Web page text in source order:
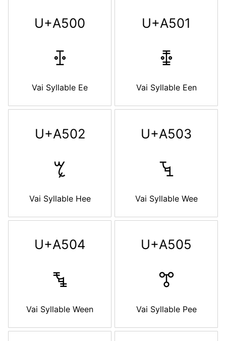
U+A500
ꔀ
Vai Syllable Ee
U+A501
ꔁ
Vai Syllable Een
U+A502
ꔂ
Vai Syllable Hee
U+A503
ꔃ
Vai Syllable Wee
U+A504
ꔄ
Vai Syllable Ween
U+A505
ꔅ
Vai Syllable Pee